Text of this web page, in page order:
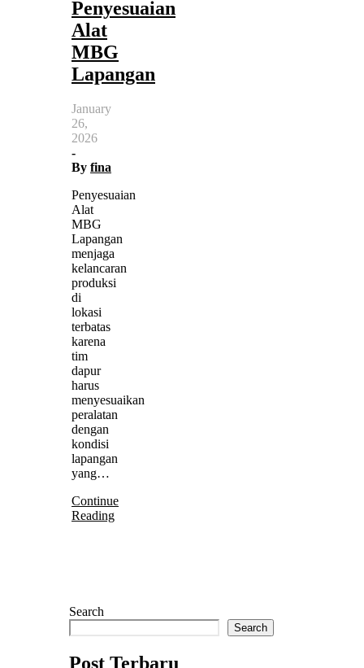
Penyesuaian
Alat
MBG
Lapangan
January
26,
2026
-
By fina
Penyesuaian
Alat
MBG
Lapangan
menjaga
kelancaran
produksi
di
lokasi
terbatas
karena
tim
dapur
harus
menyesuaikan
peralatan
dengan
kondisi
lapangan
yang…
Continue
Reading
Search
Search
Post Terbaru